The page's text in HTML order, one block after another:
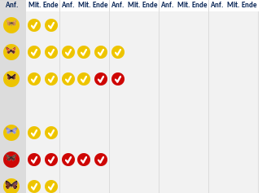
Anf. Mit. Ende Anf. Mit. Ende Anf. Mit. Ende Anf. Mit. Ende Anf. Mit. Ende